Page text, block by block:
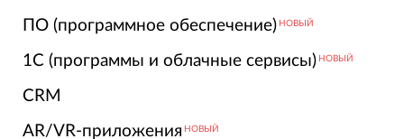
ПО (программное обеспечение) НОВЫЙ
1С (программы и облачные сервисы) НОВЫЙ
CRM
AR/VR-приложения НОВЫЙ